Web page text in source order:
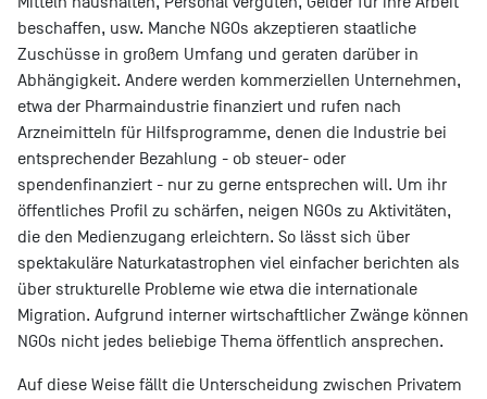
beschaffen, usw. Manche NGOs akzeptieren staatliche
Zuschüsse in großem Umfang und geraten darüber in
Abhängigkeit. Andere werden kommerziellen Unternehmen,
etwa der Pharmaindustrie finanziert und rufen nach
Arzneimitteln für Hilfsprogramme, denen die Industrie bei
entsprechender Bezahlung - ob steuer- oder
spendenfinanziert - nur zu gerne entsprechen will. Um ihr
öffentliches Profil zu schärfen, neigen NGOs zu Aktivitäten,
die den Medienzugang erleichtern. So lässt sich über
spektakuläre Naturkatastrophen viel einfacher berichten als
über strukturelle Probleme wie etwa die internationale
Migration. Aufgrund interner wirtschaftlicher Zwänge können
NGOs nicht jedes beliebige Thema öffentlich ansprechen.
Auf diese Weise fällt die Unterscheidung zwischen Privatem